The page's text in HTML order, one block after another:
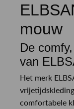
mouw
De
van
Het merk
comfortabele